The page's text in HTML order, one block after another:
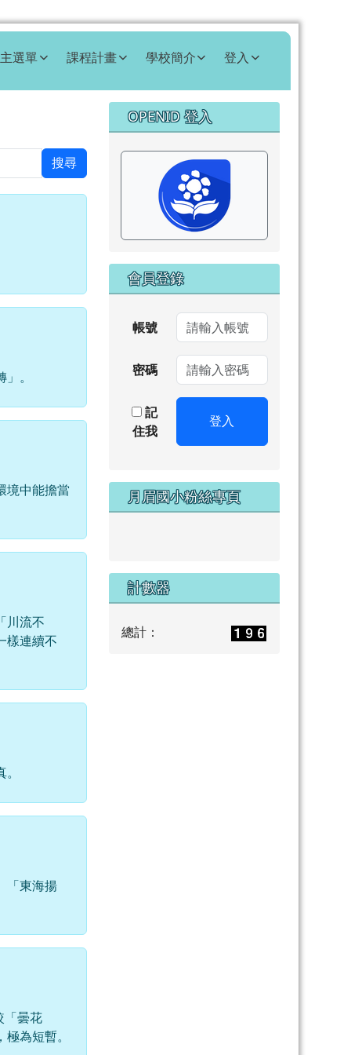
主選單 課程計畫 學校簡介 登入
搜尋
。
境中能擔當
川流不
樣連續不
「東海揚
「曇花
為短暫。
右邊區域內容
OPENID 登入
會員登錄
帳號
密碼
記
住我
登入
月眉國小粉絲專頁
計數器
總計：